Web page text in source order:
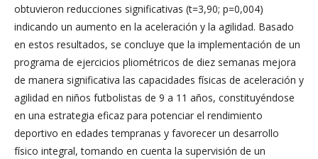
obtuvieron reducciones significativas (t=3,90; p=0,004)
indicando un aumento en la aceleración y la agilidad. Basado
en estos resultados, se concluye que la implementación de un
programa de ejercicios pliométricos de diez semanas mejora
de manera significativa las capacidades físicas de aceleración y
agilidad en niños futbolistas de 9 a 11 años, constituyéndose
en una estrategia eficaz para potenciar el rendimiento
deportivo en edades tempranas y favorecer un desarrollo
físico integral, tomando en cuenta la supervisión de un